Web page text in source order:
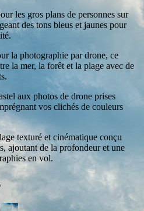
les gros plans de personnes sur
des tons bleus et jaunes pour
la photographie par drone, ce
la mer, la forêt et la plage avec de
aux photos de drone prises
vos clichés de couleurs
texturé et cinématique conçu
ajoutant de la profondeur et une
en vol.